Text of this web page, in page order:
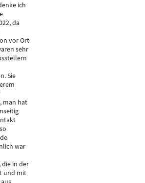
ich
da
vor Ort
sehr
Sie
man hat
war
in der
und mit